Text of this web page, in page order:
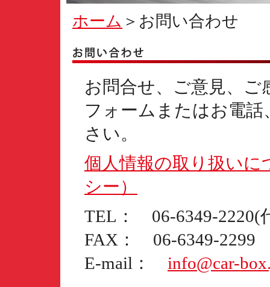
ホーム ＞ お問い合わせ
お問合せ、ご意見、ご
フォームまたはお電
さい。
個人情報の取り扱い
シー）
TEL： 06-6349-2220(
FAX： 06-6349-2299
E-mail： info@car-